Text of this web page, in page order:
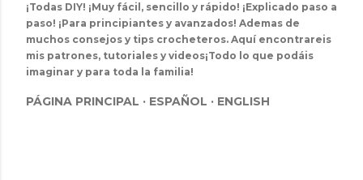
¡Todas DIY! ¡Muy fácil, sencillo y rápido! ¡Explicado paso a
paso! ¡Para principiantes y avanzados! Ademas de
muchos consejos y tips crocheteros. Aquí encontrareis
mis patrones, tutoriales y videos¡Todo lo que podáis
imaginar y para toda la familia!
PÁGINA PRINCIPAL ESPAÑOL ENGLISH